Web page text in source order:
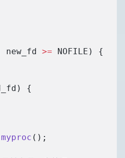
new_fd >= NOFILE) {
{
myproc ();